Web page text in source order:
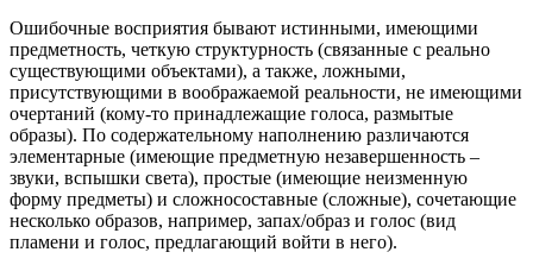
Ошибочные восприятия бывают истинными, имеющими
предметность, четкую структурность (связанные с реально
существующими объектами), а также, ложными,
присутствующими в воображаемой реальности, не имеющими
очертаний (кому-то принадлежащие голоса, размытые
образы). По содержательному наполнению различаются
элементарные (имеющие предметную незавершенность –
звуки, вспышки света), простые (имеющие неизменную
форму предметы) и сложносоставные (сложные), сочетающие
несколько образов, например, запах/образ и голос (вид
пламени и голос, предлагающий войти в него).